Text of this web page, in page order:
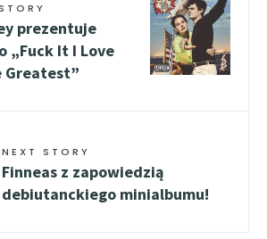
prezentuje
„Fuck It I Love
Greatest”
NEXT STORY
Finneas z zapowiedzią
debiutanckiego minialbumu!